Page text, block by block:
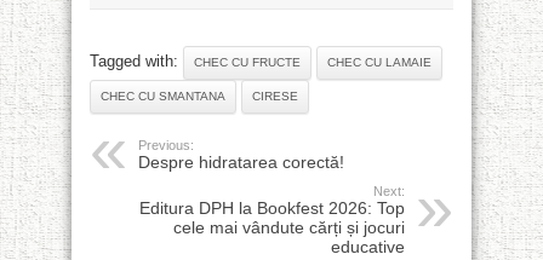
Tagged with: CHEC CU FRUCTE CHEC CU LAMAIE
CHEC CU SMANTANA CIRESE
Previous:
Despre hidratarea corectă!
Next:
Editura DPH la Bookfest 2026: Top
cele mai vândute cărți și jocuri
educative